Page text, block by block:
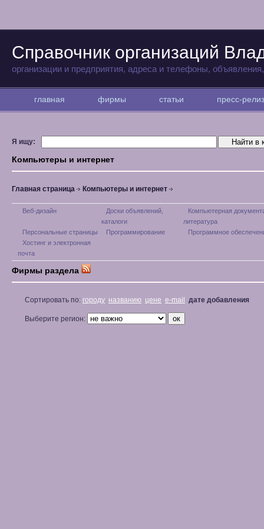
Справочник организаций
организации и предприятия, адреса и телефоны,
главная фирмы статьи пресс-
Я ищу:
Компьютеры и интернет
Главная страница Компьютеры и интернет
Веб-дизайн
Доски объявлений,
каталоги
Компьютерная
литература
Персональные страницы
Программирование
Программное
Хостинг и электронная
почта
Фирмы раздела
Сортировать по: городу названию цене e-mail дате добавления
Выберите регион: